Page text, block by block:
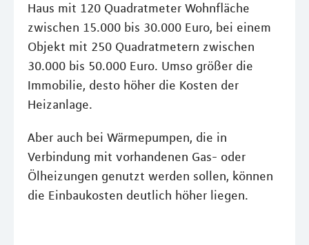
Haus mit 120 Quadratmeter Wohnfläche
zwischen 15.000 bis 30.000 Euro, bei einem
Objekt mit 250 Quadratmetern zwischen
30.000 bis 50.000 Euro. Umso größer die
Immobilie, desto höher die Kosten der
Heizanlage.
Aber auch bei Wärmepumpen, die in
Verbindung mit vorhandenen Gas- oder
Ölheizungen genutzt werden sollen, können
die Einbaukosten deutlich höher liegen.